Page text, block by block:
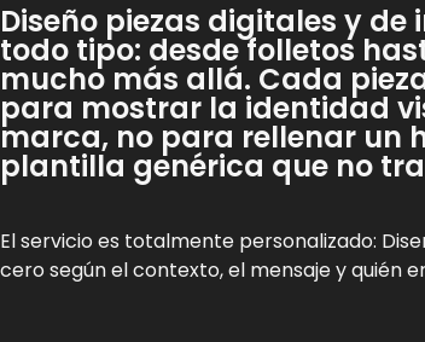
Diseño piezas digitales y de
todo tipo: desde folletos
mucho más allá. Cada
para mostrar la identidad
marca, no para rellenar un
plantilla genérica que no
El servicio es totalmente personalizado:
cero según el contexto, el mensaje y quién